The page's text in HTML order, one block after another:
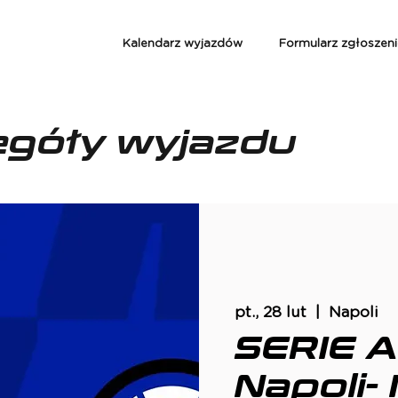
Kalendarz wyjazdów Formularz
wyjazdu
pt., 28 lut Napoli
SERIE
Napoli-